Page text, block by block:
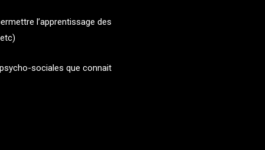
l’apprentissage des
sociales que connait